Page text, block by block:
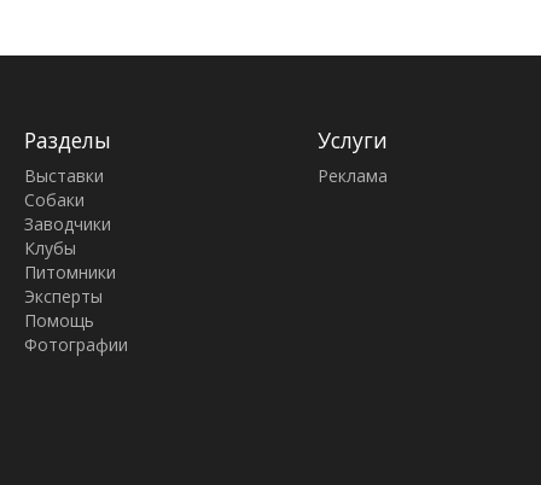
Разделы
Выставки
Собаки
Заводчики
Клубы
Питомники
Эксперты
Помощь
Фотографии
Услуги
Реклама